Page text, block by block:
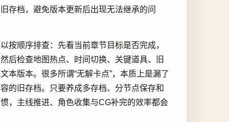
存档，避免版本更新后出现无法继承的问
按顺序排查：先看当前章节目标是否完成，
后检查地图热点、时间切换、关键道具、旧
本版本。很多所谓“无解卡点”，本质上是漏了
的旧存档。只要养成多存档、分节点保存和
，主线推进、角色收集与CG补完的效率都会